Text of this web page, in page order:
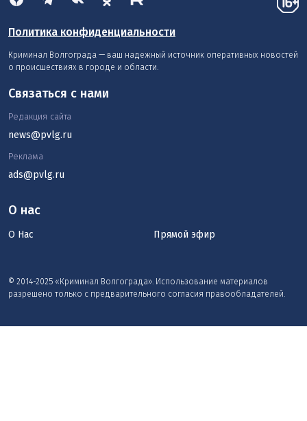
Политика конфиденциальности
Криминал Волгограда — ваш надежный источник оперативных новостей
о происшествиях в городе и области.
О нас
О Нас Прямой эфир
© 2014-2025 «Криминал Волгограда». Использование материалов
разрешено только с предварительного согласия правообладателей.
Связаться с нами
Редакция сайта
news@pvlg.ru
Реклама
ads@pvlg.ru